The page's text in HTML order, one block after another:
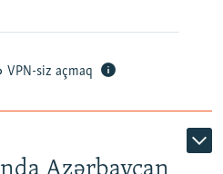
VPN-siz açmaq